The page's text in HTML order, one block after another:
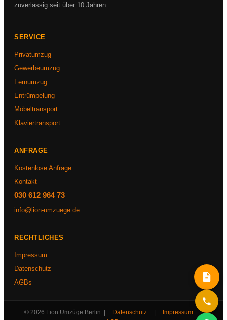
zuverlässig seit über 10 Jahren.
SERVICE
Privatumzug
Gewerbeumzug
Fernumzug
Entrümpelung
Möbeltransport
Klaviertransport
ANFRAGE
Kostenlose Anfrage
Kontakt
030 612 964 73
info@lion-umzuege.de
RECHTLICHES
Impressum
Datenschutz
AGBs
© 2026 Lion Umzüge Berlin | Datenschutz Impressum
|